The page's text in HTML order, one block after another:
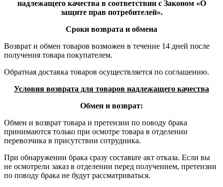
надлежащего качества в соответствии с Законом «О
защите прав потребителей».
Сроки возврата и обмена
Возврат и обмен товаров возможен в течение 14 дней после
получения товара покупателем.
Обратная доставка товаров осуществляется по соглашению.
Условия возврата для товаров надлежащего качества
Обмен и возврат:
Обмен и возврат товара и претензии по поводу брака
принимаются только при осмотре товара в отделении
перевозчика в присутствии сотрудника.
При обнаружении брака сразу составьте акт отказа. Если вы
не осмотрели заказ в отделении перед получением, претензии
по поводу брака не будут рассматриваться.